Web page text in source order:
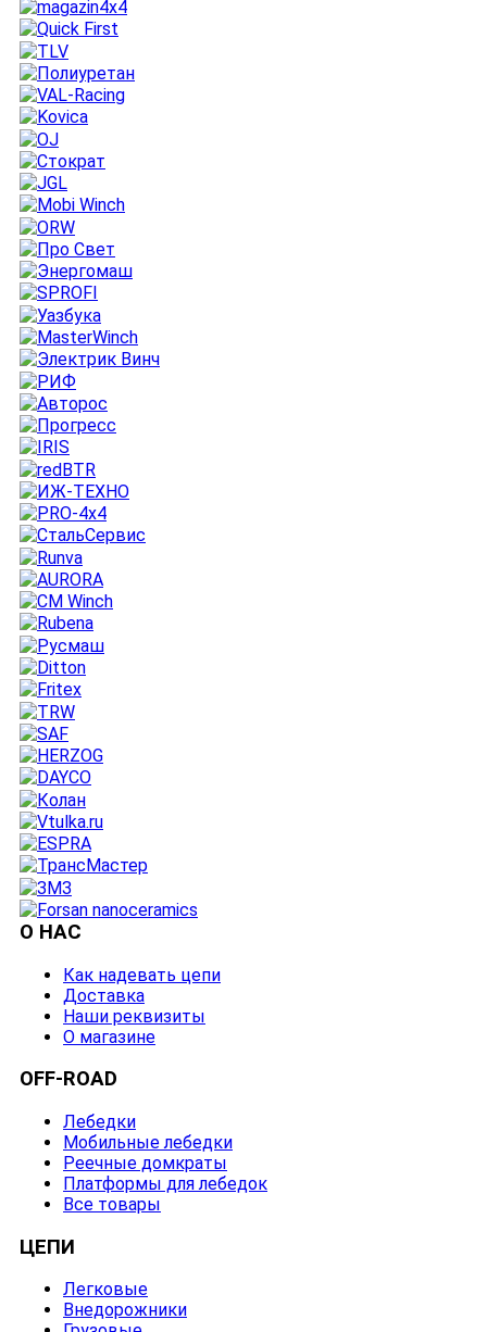
О НАС
Как надевать цепи
Доставка
Наши реквизиты
О магазине
OFF-ROAD
Лебедки
Мобильные лебедки
Реечные домкраты
Платформы для лебедок
Все товары
ЦЕПИ
Легковые
Внедорожники